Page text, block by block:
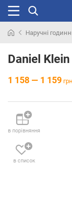
раніше
Наручні
Daniel
1 158 — 1 159
в порівняння
в список